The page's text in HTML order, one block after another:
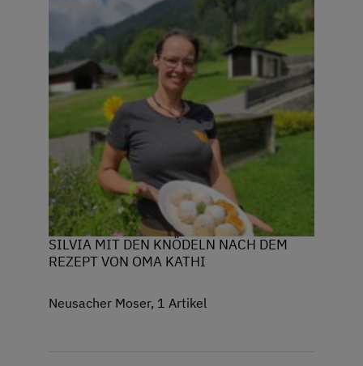
SILVIA MIT DEN KNÖDELN NACH DEM
REZEPT VON OMA KATHI
Neusacher Moser, 1 Artikel